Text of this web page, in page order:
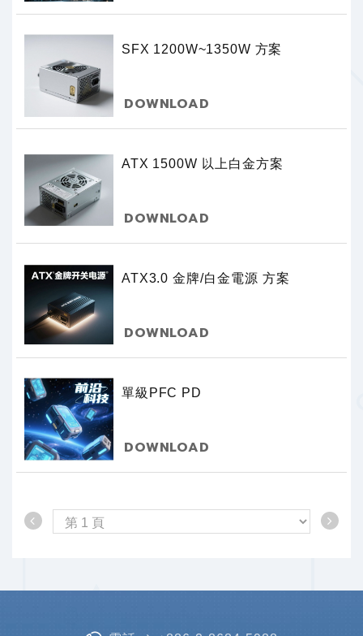
SFX 1200W~1350W 方案
DOWNLOAD
ATX 1500W 以上白金方案
DOWNLOAD
ATX3.0 金牌/白金電源 方案
DOWNLOAD
單級PFC PD
DOWNLOAD